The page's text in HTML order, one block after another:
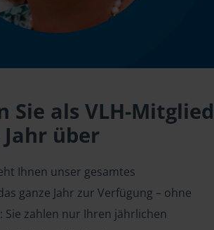
Sie als VLH-Mitglied
über
Ihnen unser gesamtes
ganze Jahr zur Verfügung – ohne
Sie zahlen nur Ihren jährlichen